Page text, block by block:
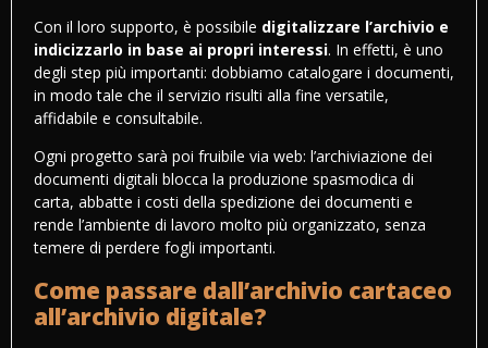
Con il loro supporto, è possibile digitalizzare l’archivio e
indicizzarlo in base ai propri interessi. In effetti, è uno
degli step più importanti: dobbiamo catalogare i documenti,
in modo tale che il servizio risulti alla fine versatile,
affidabile e consultabile.
Ogni progetto sarà poi fruibile via web: l’archiviazione dei
documenti digitali blocca la produzione spasmodica di
carta, abbatte i costi della spedizione dei documenti e
rende l’ambiente di lavoro molto più organizzato, senza
temere di perdere fogli importanti.
Come passare dall’archivio cartaceo
all’archivio digitale?